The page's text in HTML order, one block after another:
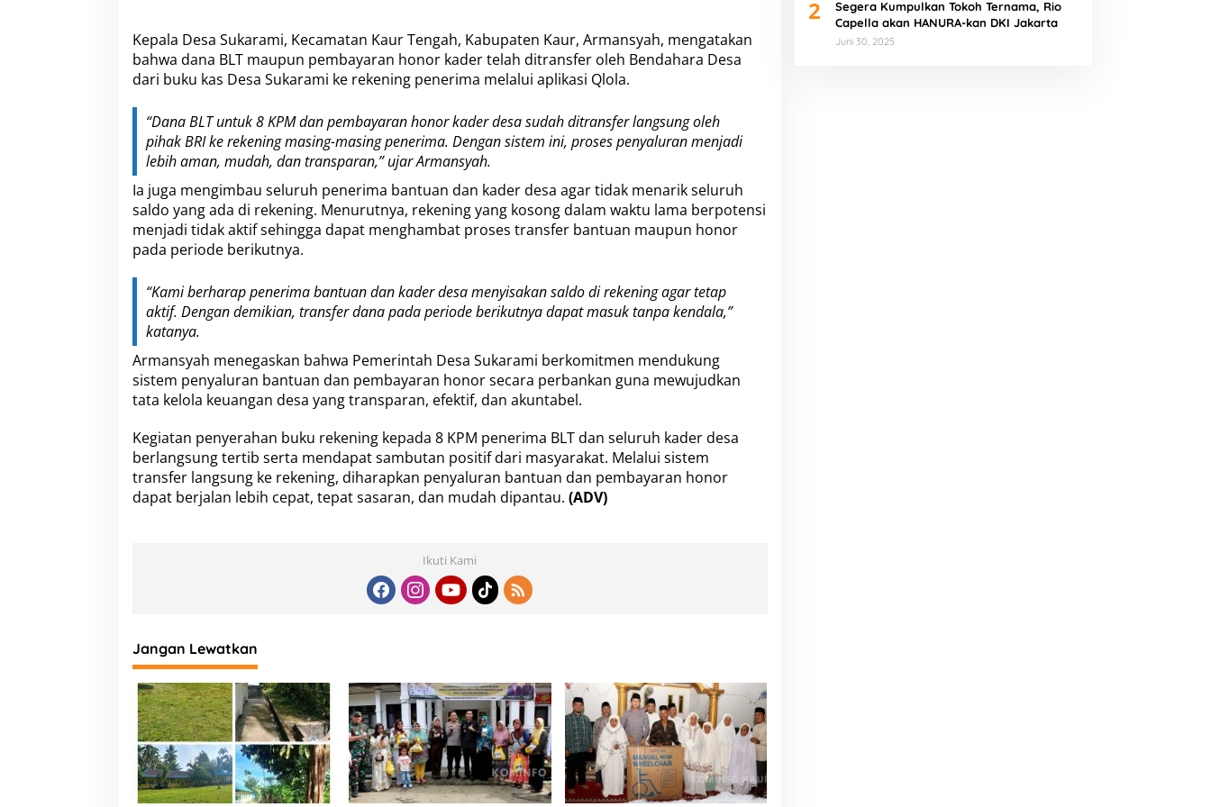
Kepala Desa Sukarami, Kecamatan Kaur Tengah, Kabupaten Kaur, Armansyah, mengatakan
bahwa dana BLT maupun pembayaran honor kader telah ditransfer oleh Bendahara Desa
dari buku kas Desa Sukarami ke rekening penerima melalui aplikasi Qlola.
“Dana BLT untuk 8 KPM dan pembayaran honor kader desa sudah ditransfer langsung oleh
pihak BRI ke rekening masing-masing penerima. Dengan sistem ini, proses penyaluran menjadi
lebih aman, mudah, dan transparan,” ujar Armansyah.
Ia juga mengimbau seluruh penerima bantuan dan kader desa agar tidak menarik seluruh
saldo yang ada di rekening. Menurutnya, rekening yang kosong dalam waktu lama berpotensi
menjadi tidak aktif sehingga dapat menghambat proses transfer bantuan maupun honor
pada periode berikutnya.
“Kami berharap penerima bantuan dan kader desa menyisakan saldo di rekening agar tetap
aktif. Dengan demikian, transfer dana pada periode berikutnya dapat masuk tanpa kendala,”
katanya.
Armansyah menegaskan bahwa Pemerintah Desa Sukarami berkomitmen mendukung
sistem penyaluran bantuan dan pembayaran honor secara perbankan guna mewujudkan
tata kelola keuangan desa yang transparan, efektif, dan akuntabel.
Kegiatan penyerahan buku rekening kepada 8 KPM penerima BLT dan seluruh kader desa
berlangsung tertib serta mendapat sambutan positif dari masyarakat. Melalui sistem
transfer langsung ke rekening, diharapkan penyaluran bantuan dan pembayaran honor
dapat berjalan lebih cepat, tepat sasaran, dan mudah dipantau. (ADV)
Ikuti Kami
Jangan Lewatkan
2
Segera Kumpulkan Tokoh Ternama, Rio
Capella akan HANURA-kan DKI Jakarta
Juni 30, 2025